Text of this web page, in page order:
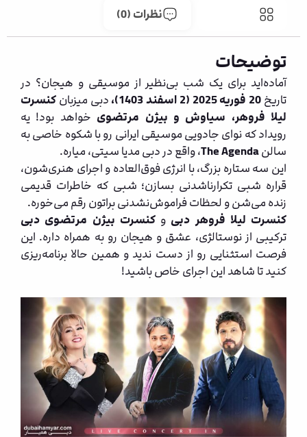
نظرات (0)
توضیحات
آماده‌اید برای یک شب بی‌نظیر از موسیقی و هیجان؟ در
تاریخ 20 فوریه 2025 (2 اسفند 1403)، دبی میزبان کنسرت
لیلا فروهر، سیاوش و بیژن مرتضوی خواهد بود! یه
رویداد که نوای جادویی موسیقی ایرانی رو با شکوه خاصی به
سالنThe Agenda، واقع در دبی مدیا سیتی، میاره.
این سه ستاره بزرگ، با انرژی فوق‌العاده و اجرای هنری‌شون،
قراره شبی تکرارناشدنی بسازن؛ شبی که خاطرات قدیمی
زنده می‌شن و لحظات فراموش‌نشدنی براتون رقم می‌خوره.
کنسرت لیلا فروهر دبی وکنسرت بیژن مرتضوی دبی
ترکیبی از نوستالژی، عشق و هیجان رو به همراه داره. این
فرصت استثنایی رو از دست ندید و همین حالا برنامه‌ریزی
کنید تا شاهد این اجرای خاص باشید!